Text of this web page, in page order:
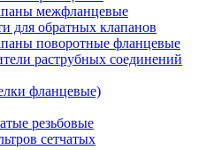
межфланцевые
для обратных клапанов
поворотные фланцевые
раструбных соединений
фланцевые)
резьбовые
сетчатых